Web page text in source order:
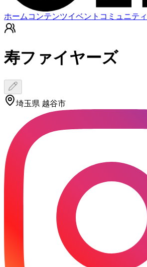
ホーム コンテンツイベント コミュニティ
寿ファイヤーズ
埼玉県 越谷市